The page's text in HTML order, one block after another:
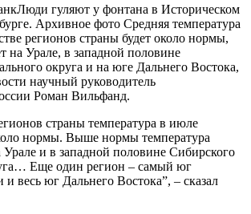
гуляют у фонтана в Историческом
Архивное фото Средняя температура
регионов страны будет около нормы,
на Урале, в западной половине
округа и на юге Дальнего Востока,
научный руководитель
Роман Вильфанд.
страны температура в июле
нормы. Выше нормы температура
Урале и в западной половине Сибирского
Еще один регион – самый юг
и весь юг Дальнего Востока”, – сказал